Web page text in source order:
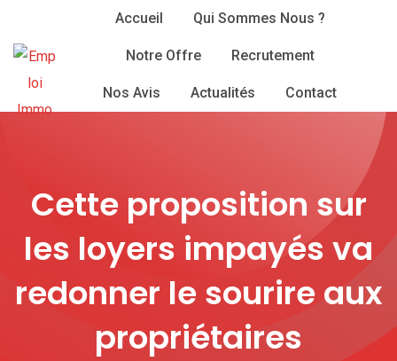
content
Accueil Qui Sommes Nous ?
Notre Offre Recrutement
Nos Avis Actualités Contact
Cette proposition sur
les loyers impayés va
redonner le sourire aux
propriétaires